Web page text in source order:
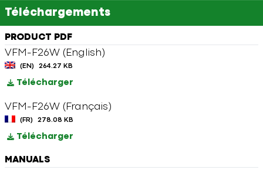
Téléchargements
PRODUCT PDF
VFM-F26W (English)
(EN) 264.27 KB
Télécharger
VFM-F26W (Français)
(FR) 278.08 KB
Télécharger
MANUALS